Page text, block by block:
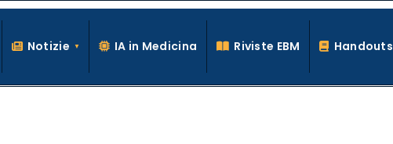
La conoscenza clinica per la pratica medica quotidiana
Notizie IA in Medicina Riviste EBM Handouts